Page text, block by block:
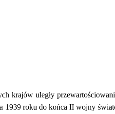
uległy
roku do końca II wojny